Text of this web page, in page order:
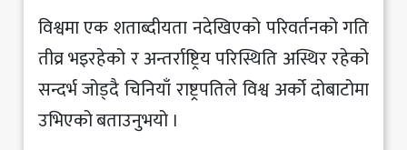
विश्वमा एक शताब्दीयता नदेखिएको परिवर्तनको गति
तीव्र भइरहेको र अन्तर्राष्ट्रिय परिस्थिति अस्थिर रहेको
सन्दर्भ जोड्दै चिनियाँ राष्ट्रपतिले विश्व अर्को दोबाटोमा
उभिएको बताउनुभयो ।